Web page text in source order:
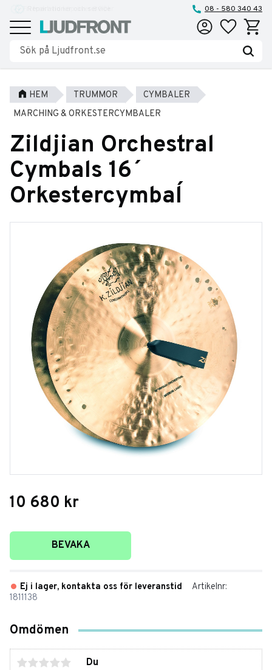
Meny
08 - 580 340 43
Favoriter
HEM TRUMMOR
CYMBALER
MARCHING & ORKESTERCYMBALER
Zildjian Orchestral
Cymbals 16´
Orkestercymbal´
10 680 kr
Lägg till i favoriter
BEVAKA
Ej i lager, kontakta oss för leveranstid
Artikelnr
1811138
Omdömen
Du